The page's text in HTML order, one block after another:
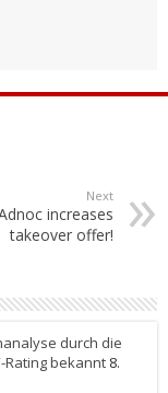
Next
increases
takeover offer!
durch die
Rating bekannt 8.